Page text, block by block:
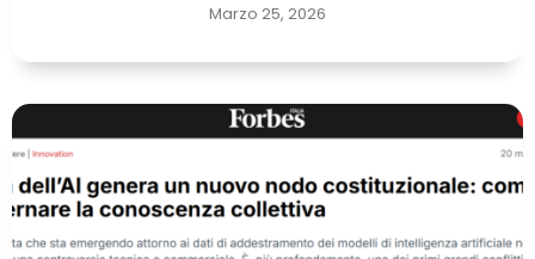
Marzo 25, 2026